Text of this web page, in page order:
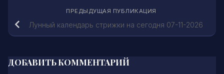
ПРЕДЫДУЩАЯ ПУБЛИКАЦИЯ
Лунный календарь стрижки на сегодня 07-11-2026
ДОБАВИТЬ КОММЕНТАРИЙ